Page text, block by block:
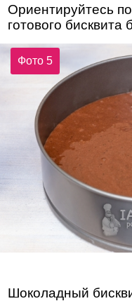
Ориентируйтесь
готового бисквита
Фото 5
Шоколадный